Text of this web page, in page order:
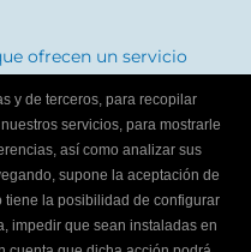
ofrecen un servicio
formar parte de
y de terceros, para recopilar
servicios, para mostrarle
así como analizar sus
supone la aceptación de
tiene la posibilidad de configurar
impedir que sean instaladas en